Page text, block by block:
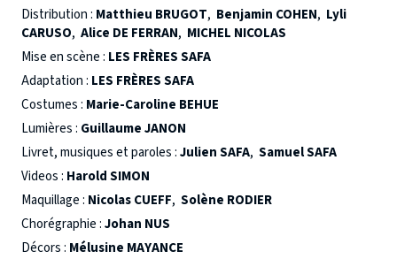
plus Grimaçant, le plus….Grrrr… des invités : LE GRRÔLE,
persuadé que les enfants d’aujourd’hui sont trop gâtés !
Avec son complice Lutincruche, il échafaude un plan des
plus loufoques : voler tous les cadeaux !
compter sur Anna, une petite fille pleine de malice et de
courage. Va-t-elle réussir à déjouer tous ses projets ?
Chansons entraînantes, humour décapant, avec une
bonne dose de féérie : Le Grrôle, librement inspiré du
Grinch, est une aventure musicale pétillante qui fera rire
petits et grands, et rappellera que la véritable magie de
Noël se cache bien au-delà des cadeaux.
Distribution : Matthieu BRUGOT, Benjamin COHEN, Lyli
CARUSO, Alice DE FERRAN, MICHEL NICOLAS
Mise en scène : LES FRÈRES SAFA
Adaptation : LES FRÈRES SAFA
Costumes : Marie-Caroline BEHUE
Lumières : Guillaume JANON
Livret, musiques et paroles :Julien SAFA, Samuel SAFA
Videos : Harold SIMON
Maquillage : Nicolas CUEFF, Solène RODIER
Chorégraphie :Johan NUS
Décors : Mélusine MAYANCE